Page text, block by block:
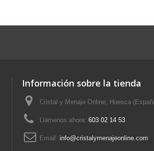
Información sobre la tienda
Cristal y Menaje Online, Huesca
Llámenos ahora: 603 02 14 53
Email: info@cristalymenajeonline.com